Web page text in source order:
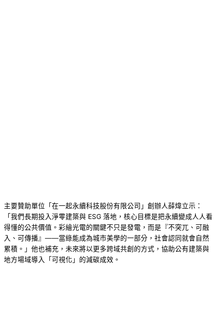
主要贊助單位「在一起永續科技股份有限公司」創辦人薛煒立示：
「我們長期投入淨零建築與 ESG 落地，核心目標是把永續變成人人看
得懂的公共價值。彩繪光電的關鍵不只是發電，而是『不突兀、可融
入、可傳播』——當綠能成為城市美學的一部分，社會認同就會自然
累積。」他也補充，未來將以更多跨域共創的方式，協助公有建築與
地方場域導入「可視化」的減碳成效。